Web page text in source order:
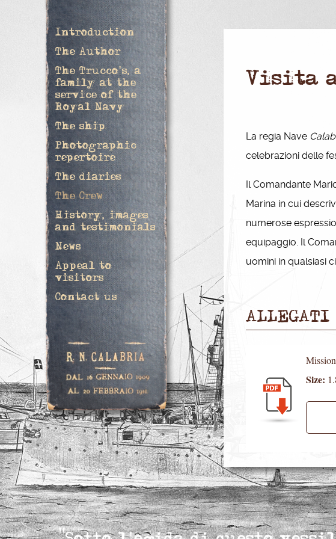
Introduction
The Author
The Trucco's, a
family at the
service of the
Royal Navy
The ship
Photographic
repertoire
The diaries
The Crew
History, images
and testimonials
News
Appeal to
visitors
Contact us
Visita
La regia Nave
celebrazioni delle
Il Comandante
Marina in cui
numerose
equipaggio. Il
uomini in qualsiasi
ALLEGATI
Size: